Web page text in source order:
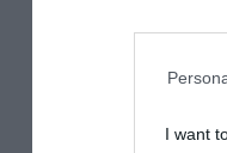
I want